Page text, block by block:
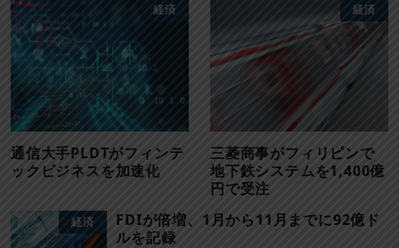
経済
通信大手PLDTがフィンテ
ックビジネスを加速化
経済
三菱商事がフィリピンで
地下鉄システムを1,400億
円で受注
経済
FDIが倍増、1月から11月までに92億ド
ルを記録